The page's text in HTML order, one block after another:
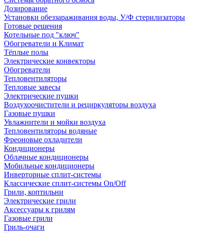
Дозирование
Установки обеззараживания воды, У/Ф стерилизаторы
Готовые решения
Котельные под "ключ"
Обогреватели и Климат
Тёплые полы
Электрические конвекторы
Обогреватели
Тепловентиляторы
Тепловые завесы
Электрические пушки
Воздухоочистители и рециркуляторы воздуха
Газовые пушки
Увлажнители и мойки воздуха
Тепловентиляторы водяные
Фреоновые охладители
Кондиционеры
Облачные кондиционеры
Мобильные кондиционеры
Инверторные сплит-системы
Классические сплит-системы On/Off
Грили, коптильни
Электрические грили
Аксессуары к грилям
Газовые грили
Гриль-очаги